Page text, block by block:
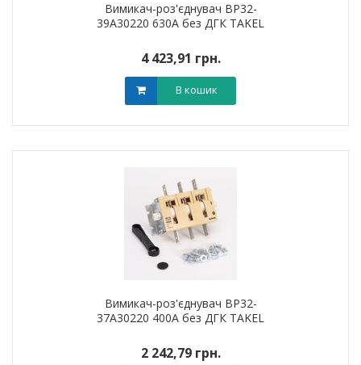
Вимикач-роз'єднувач ВР32-
39А30220 630А без ДГК TAKEL
4 423,91 грн.
В кошик
Вимикач-роз'єднувач ВР32-
37А30220 400А без ДГК TAKEL
2 242,79 грн.